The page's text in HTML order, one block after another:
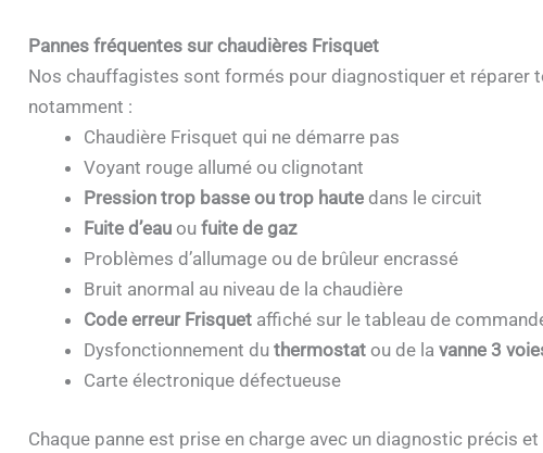
Pannes fréquentes sur chaudières Frisquet
Nos chauffagistes sont formés pour diagnostiquer et réparer
notamment :
Chaudière Frisquet qui ne démarre pas
Voyant rouge allumé ou clignotant
Pression trop basse ou trop hautedans le circuit
Fuite d’eauou fuite de gaz
Problèmes d’allumage ou de brûleur encrassé
Bruit anormal au niveau de la chaudière
Code erreur Frisquetaffiché sur le tableau de
Dysfonctionnement du thermostatou de la vanne 3
Carte électronique défectueuse
Chaque panne est prise en charge avec un diagnostic précis et